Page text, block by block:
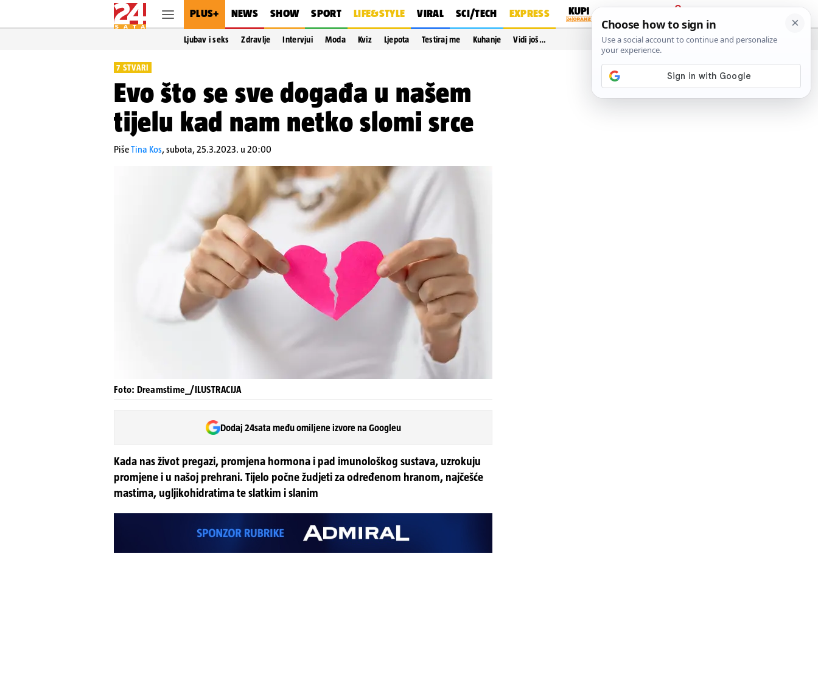
PLUS+ NEWS SHOW SPORT LIFE&STYLE VIRAL SCI/TECH EXPRESS
PRIJAVA
Ljubav i seks Zdravlje Intervjui Moda Kviz Ljepota Testiraj me Kuhanje Vidi još…
7 STVARI
Evo što se sve događa u našem
tijelu kad nam netko slomi srce
PišeTina Kos,subota, 25.3.2023. u 20:00
Foto: Dreamstime_/ILUSTRACIJA
Dodaj 24sata među omiljene izvore na Googleu
Kada nas život pregazi, promjena hormona i pad imunološkog sustava, uzrokuju
promjene i u našoj prehrani. Tijelo počne žudjeti za određenom hranom, najčešće
mastima, ugljikohidratima te slatkim i slanim